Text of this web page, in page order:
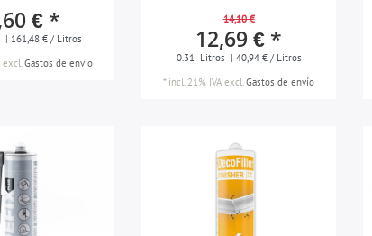
€ *
| 161,48 € / Litros
excl.Gastos de envío
14,10 €
12,69 € *
0.31 Litros | 40,94 € / Litros
* incl. 21% IVA excl.Gastos de envío